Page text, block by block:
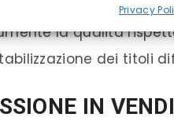
Privacy
la qualità
dei titoli
IN